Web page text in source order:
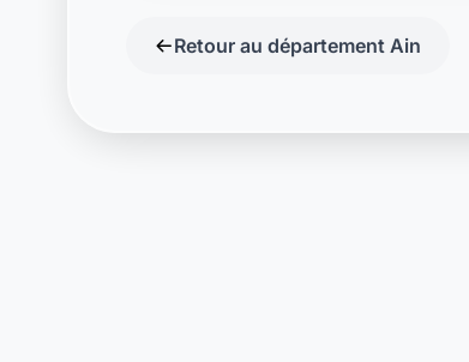
Retour au département Ain